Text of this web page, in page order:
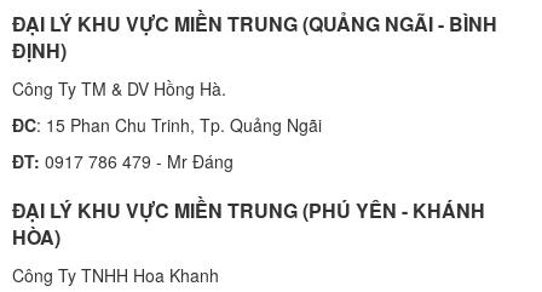
ĐẠI LÝ KHU VỰC MIỀN TRUNG (QUẢNG NGÃI - BÌNH
ĐỊNH)
Công Ty TM & DV Hồng Hà.
ĐC: 15 Phan Chu Trinh, Tp. Quảng Ngãi
ĐT: 0917 786 479 - Mr Đáng
ĐẠI LÝ KHU VỰC MIỀN TRUNG (PHÚ YÊN - KHÁNH
HÒA)
Công Ty TNHH Hoa Khanh